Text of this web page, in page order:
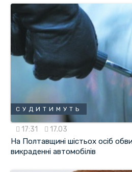
СУДИТИМУТЬ
17:31 17.03
На Полтавщині шістьох осіб
викраденні автомобілів